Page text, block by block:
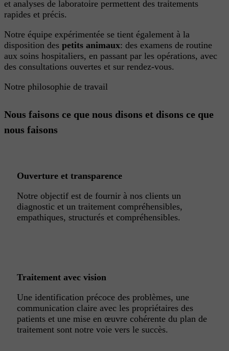
et analyses de laboratoire permettent des traitements
rapides et précis.
Notre équipe expérimentée se tient également à la
disposition des petits animaux: des examens de routine
aux soins hospitaliers, en passant par les opérations, avec
des consultations ouvertes et sur rendez-vous.
Notre philosophie de travail
Nous faisons ce que nous disons et disons ce que
nous faisons
Ouverture et transparence
Notre objectif est de fournir à nos clients un
diagnostic et un traitement compréhensibles,
empathiques, structurés et compréhensibles.
Traitement avec vision
Une identification précoce des problèmes, une
communication claire avec les propriétaires des
patients et une mise en œuvre cohérente du plan de
traitement sont notre voie vers le succès.